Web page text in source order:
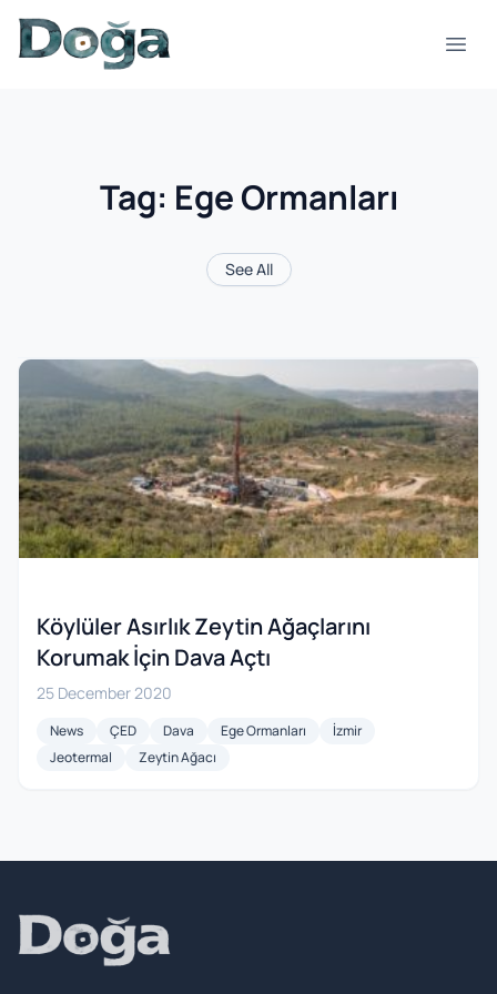
Skip to content
Tag: Ege Ormanları
See All
Köylüler Asırlık Zeytin Ağaçlarını
Korumak İçin Dava Açtı
25 December 2020
News ÇED Dava Ege Ormanları
İzmir
Jeotermal
Zeytin Ağacı